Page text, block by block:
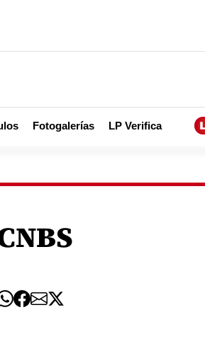
Fotogalerías LP Verifica